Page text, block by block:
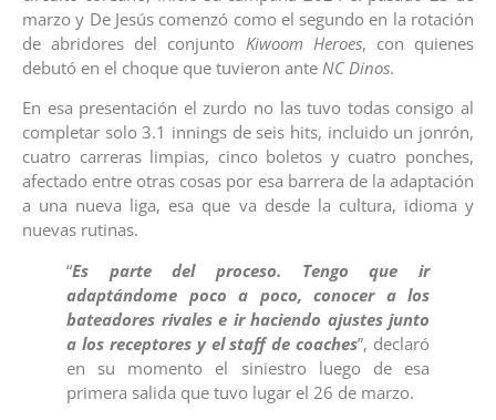
marzo y De Jesús comenzó como el segundo en la rotación
de abridores del conjunto Kiwoom Heroes, con quienes
debutó en el choque que tuvieron ante NC Dinos.
En esa presentación el zurdo no las tuvo todas consigo al
completar solo 3.1 innings de seis hits, incluido un jonrón,
cuatro carreras limpias, cinco boletos y cuatro ponches,
afectado entre otras cosas por esa barrera de la adaptación
a una nueva liga, esa que va desde la cultura, idioma y
nuevas rutinas.
“Es parte del proceso. Tengo que ir
adaptándome poco a poco, conocer a los
bateadores rivales e ir haciendo ajustes junto
a los receptores y el staff de coaches”, declaró
en su momento el siniestro luego de esa
primera salida que tuvo lugar el 26 de marzo.